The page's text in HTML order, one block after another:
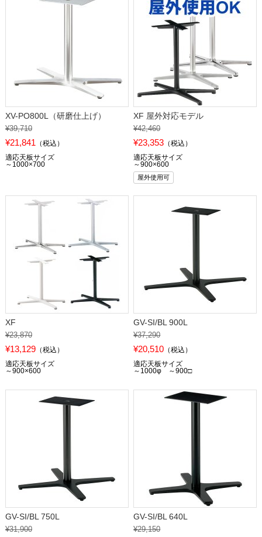
XV-PO800L（研磨仕上げ）
¥39,710
¥21,841（税込）
適応天板サイズ
～1000×700
XF 屋外対応モデル
¥42,460
¥23,353 （税込）
適応天板サイズ
～900×600
屋外使用可
XF
¥23,870
¥13,129（税込）
適応天板サイズ
～900×600
GV-SI/BL 900L
¥37,290
¥20,510 （税込）
適応天板サイズ
～1000φ ～900□
GV-SI/BL 750L
¥31,900
GV-SI/BL 640L
¥29,150